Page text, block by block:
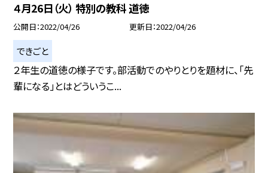
４月26日（火） 特別の教科 道徳
公開日 2022/04/26 更新日 2022/04/26
できごと
２年生の道徳の様子です。部活動でのやりとりを題材に、「先
輩になる」とはどういうこ...